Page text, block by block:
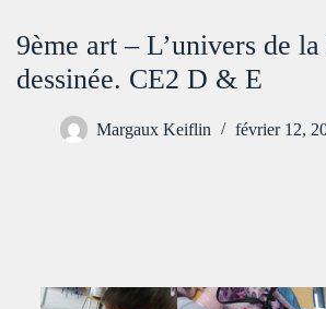
9ème art – L’univers de la
dessinée. CE2 D & E
Margaux Keiflin février 12,